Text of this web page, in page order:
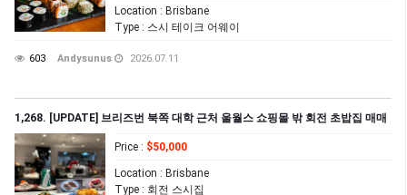
Location : Brisbane
Type : 스시 테이크 어웨이
603 Andysunus 2026.07.11
1,268. [UPDATE] 브리즈번 북쪽 대학 근처 울월스 쇼핑몰 밖 회전 초밥집 매매
Price : $50,000
Location : Brisbane
Type : 회전 스시집